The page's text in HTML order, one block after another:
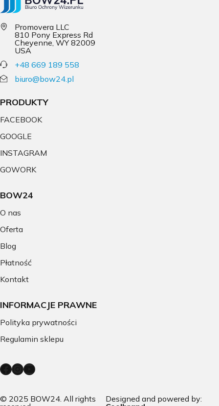
Promovera LLC
810 Pony Express Rd
Cheyenne, WY 82009
USA
+48 669 189 558
biuro@bow24.pl
PRODUKTY
FACEBOOK
GOOGLE
INSTAGRAM
GOWORK
BOW24
O nas
Oferta
Blog
Płatność
Kontakt
INFORMACJE PRAWNE
Polityka prywatności
Regulamin sklepu
F
c
I
s
Y
u
© 2025 BOW24. All rights
Designed and powered by: